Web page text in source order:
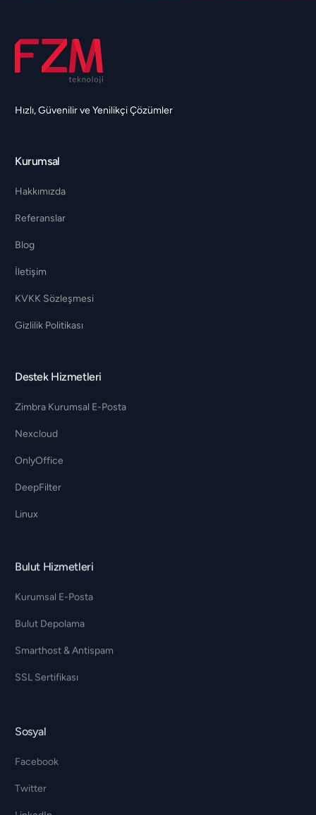
Hızlı, Güvenilir ve Yenilikçi Çözümler
Kurumsal
Hakkımızda
Referanslar
Blog
İletişim
KVKK Sözleşmesi
Gizlilik Politikası
Destek Hizmetleri
Zimbra Kurumsal E-Posta
Nexcloud
OnlyOffice
DeepFilter
Linux
Bulut Hizmetleri
Kurumsal E-Posta
Bulut Depolama
Smarthost & Antispam
SSL Sertifikası
Sosyal
Facebook
Twitter
LinkedIn